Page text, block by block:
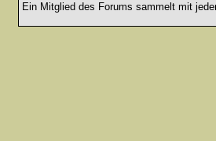
Ein Mitglied des Forums sammelt mit